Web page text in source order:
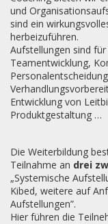
und
sind ein
herbeizuführen.
Aufstellungen sind
Teamentwicklung,
Entwicklung von
Produktgestaltung …
Die Weiterbildung
Teilnahme an drei
„Systemische
Kibed, weitere auf
Aufstellungen”.
Hier führen die